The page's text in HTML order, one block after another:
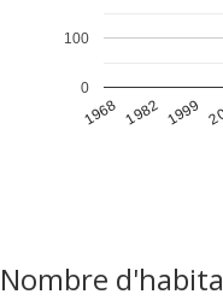
1968 1982 1999
0
100
Nombre